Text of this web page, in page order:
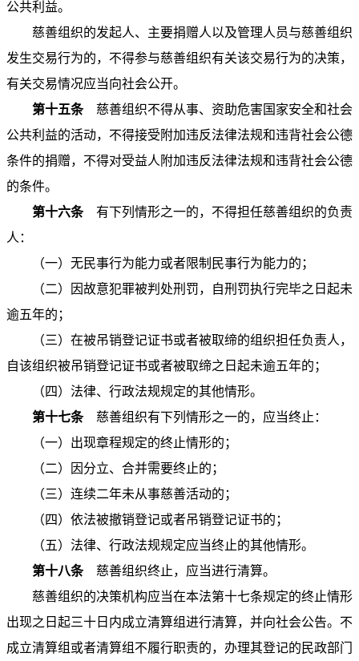
公共利益。
慈善组织的发起人、主要捐赠人以及管理人员与慈善组织
发生交易行为的，不得参与慈善组织有关该交易行为的决策，
有关交易情况应当向社会公开。
第十五条慈善组织不得从事、资助危害国家安全和社会
公共利益的活动，不得接受附加违反法律法规和违背社会公德
条件的捐赠，不得对受益人附加违反法律法规和违背社会公德
的条件。
第十六条有下列情形之一的，不得担任慈善组织的负责
人：
（一）无民事行为能力或者限制民事行为能力的；
（二）因故意犯罪被判处刑罚，自刑罚执行完毕之日起未
逾五年的；
（三）在被吊销登记证书或者被取缔的组织担任负责人，
自该组织被吊销登记证书或者被取缔之日起未逾五年的；
（四）法律、行政法规规定的其他情形。
第十七条慈善组织有下列情形之一的，应当终止：
（一）出现章程规定的终止情形的；
（二）因分立、合并需要终止的；
（三）连续二年未从事慈善活动的；
（四）依法被撤销登记或者吊销登记证书的；
（五）法律、行政法规规定应当终止的其他情形。
第十八条慈善组织终止，应当进行清算。
慈善组织的决策机构应当在本法第十七条规定的终止情形
出现之日起三十日内成立清算组进行清算，并向社会公告。不
成立清算组或者清算组不履行职责的，办理其登记的民政部门